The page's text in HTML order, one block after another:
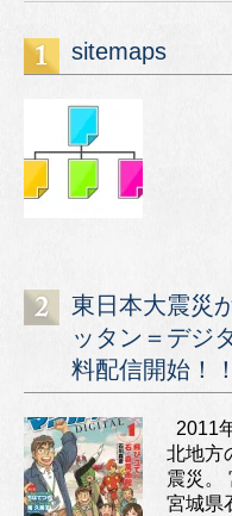
sitemaps
東日本大震災
ッタン＝デジ
料配信開始！！
2011
北地方
震災。
宮城県